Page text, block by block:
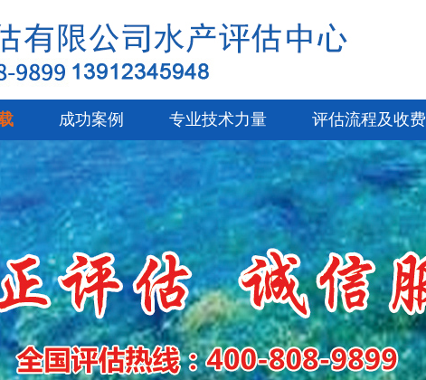
成功案例 专业技术力量 评估流程及收费